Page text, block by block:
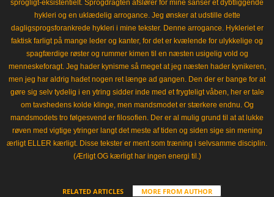
sprogligt-eksistentielt. Sprogdragten afslører for mine sanser et dybtliggende
hykleri og en uklædelig arrogance. Jeg ønsker at udstille dette
dagligsprogsforankrede hykleri i mine tekster. Denne arrogance. Hykleriet er
faktisk farligt på mange leder og kanter, for det er kvælende for ulykkelige og
spagfærdige røster og rummer kimen til en næsten usigelig vold og
menneskeforagt. Jeg hader kynisme så meget at jeg næsten hader kynikeren,
men jeg har aldrig hadet nogen ret længe ad gangen. Den der er bange for at
gøre sig selv tydelig i en ytring sidder inde med et frygteligt våben, her er tale
om tavshedens kolde klinge, men mandsmodet er stærkere endnu. Og
mandsmodets tro følgesvend er filosofien. Der er al mulig grund til at at lukke
røven med vigtige ytringer langt det meste af tiden og siden sige sin mening
ærligt ELLER kærligt. Disse tekster er ment som træning i selvsamme disciplin.
(Ærligt OG kærligt har ingen energi til.)
RELATED ARTICLES MORE FROM AUTHOR